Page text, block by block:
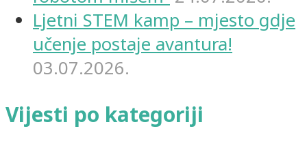
Ljetni STEM kamp – mjesto gdje
učenje postaje avantura!
03.07.2026.
Vijesti po kategoriji